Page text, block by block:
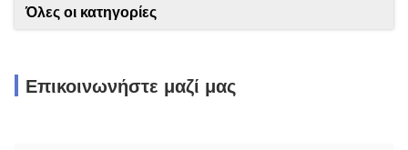
Όλες οι κατηγορίες
Επικοινωνήστε μαζί μας